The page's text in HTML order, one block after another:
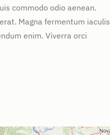
commodo odio aenean.
Magna fermentum iaculis
enim. Viverra orci